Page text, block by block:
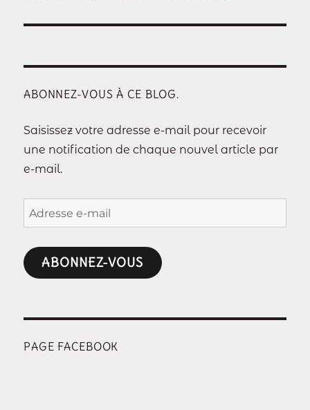
ABONNEZ-VOUS À CE BLOG.
Saisissez votre adresse e-mail pour recevoir
une notification de chaque nouvel article par
e-mail.
Adresse
e-
mail
ABONNEZ-VOUS
PAGE FACEBOOK